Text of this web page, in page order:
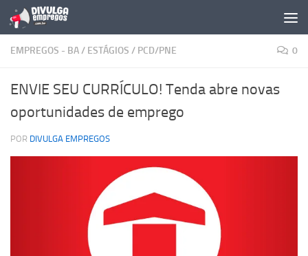
Skip to content
EMPREGOS - BA/ ESTÁGIOS / PCD/PNE 0
ENVIE SEU CURRÍCULO! Tenda abre novas
oportunidades de emprego
POR DIVULGA EMPREGOS